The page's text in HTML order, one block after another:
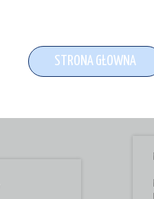
STRONA GŁOWNA